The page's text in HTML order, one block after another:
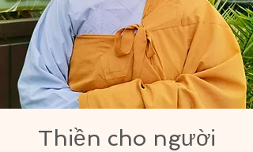
Thiền cho người